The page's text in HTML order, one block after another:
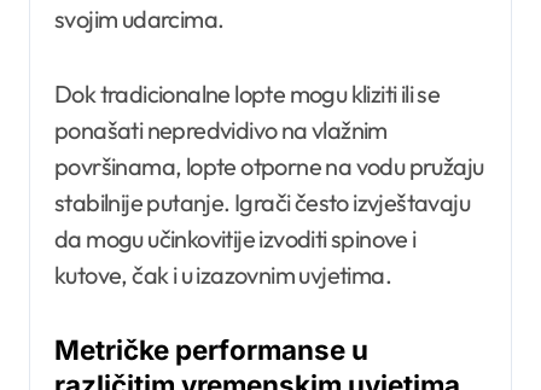
svojim udarcima.
Dok tradicionalne lopte mogu kliziti ili se
ponašati nepredvidivo na vlažnim
površinama, lopte otporne na vodu pružaju
stabilnije putanje. Igrači često izvještavaju
da mogu učinkovitije izvoditi spinove i
kutove, čak i u izazovnim uvjetima.
Metričke performanse u